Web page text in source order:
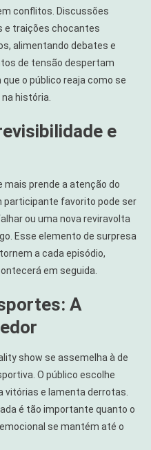
conflitos. Discussões
e traições chocantes
alimentando debates e
de tensão despertam
o público reaja como se
história.
e
prende a atenção do
participante favorito pode ser
ou uma nova reviravolta
Esse elemento de surpresa
a cada episódio,
em seguida.
A
show se assemelha à de
O público escolhe
vitórias e lamenta derrotas.
é tão importante quanto o
se mantém até o